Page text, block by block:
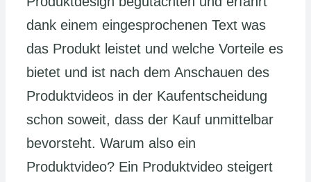
dank einem eingesprochenen Text was
das Produkt leistet und welche Vorteile es
bietet und ist nach dem Anschauen des
Produktvideos in der Kaufentscheidung
schon soweit, dass der Kauf unmittelbar
bevorsteht. Warum also ein
Produktvideo? Ein Produktvideo steigert